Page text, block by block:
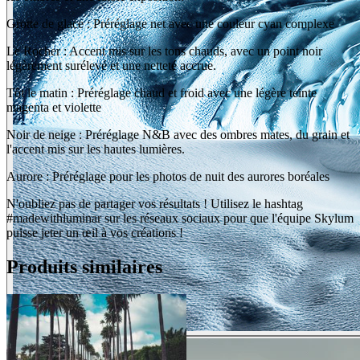
Grotte de glace : Préréglage net avec une couleur cyan complexe
Le Rocher : Accent mis sur les tons chauds, avec un point noir
légèrement surélevé et une netteté accrue.
Tôt le matin : Préréglage chaud et froid avec une légère teinte
magenta et violette
Noir de neige : Préréglage N&B avec des ombres mates, du grain et
l'accent mis sur les hautes lumières.
Aurore : Préréglage pour les photos de nuit des aurores boréales
N'oubliez pas de partager vos résultats ! Utilisez le hashtag
#madewithluminar sur les réseaux sociaux pour que l'équipe Skylum
puisse jeter un œil à vos créations !
Produits similaires